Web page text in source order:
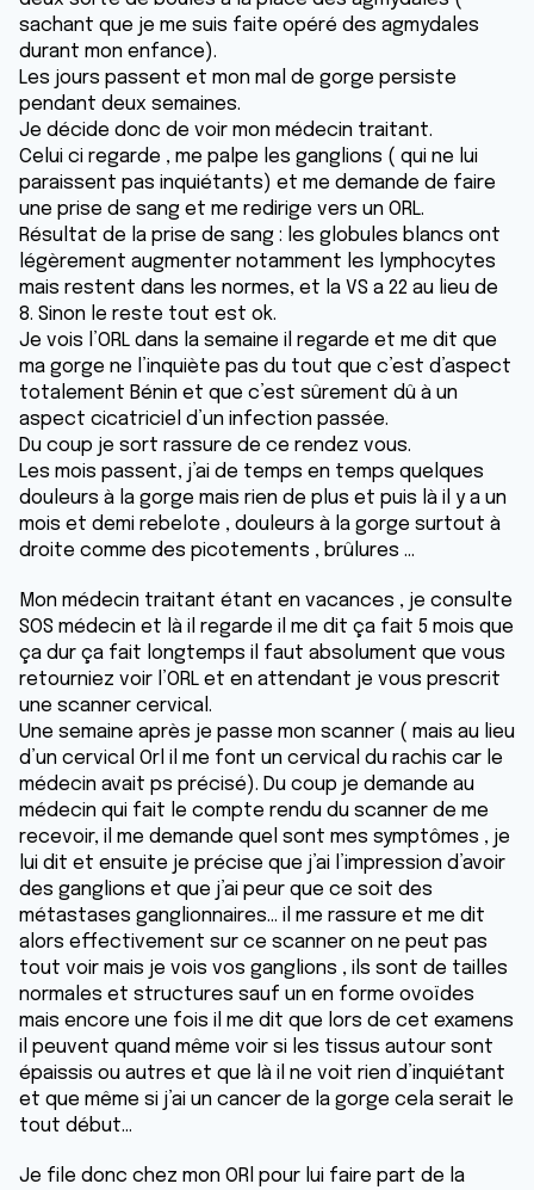
sachant que je me suis faite opéré des agmydales
durant mon enfance).
Les jours passent et mon mal de gorge persiste
pendant deux semaines.
Je décide donc de voir mon médecin traitant.
Celui ci regarde , me palpe les ganglions ( qui ne lui
paraissent pas inquiétants) et me demande de faire
une prise de sang et me redirige vers un ORL.
Résultat de la prise de sang : les globules blancs ont
légèrement augmenter notamment les lymphocytes
mais restent dans les normes, et la VS a 22 au lieu de
8. Sinon le reste tout est ok.
Je vois l’ORL dans la semaine il regarde et me dit que
ma gorge ne l’inquiète pas du tout que c’est d’aspect
totalement Bénin et que c’est sûrement dû à un
aspect cicatriciel d’un infection passée.
Du coup je sort rassure de ce rendez vous.
Les mois passent, j’ai de temps en temps quelques
douleurs à la gorge mais rien de plus et puis là il y a un
mois et demi rebelote , douleurs à la gorge surtout à
droite comme des picotements , brûlures …
Mon médecin traitant étant en vacances , je consulte
SOS médecin et là il regarde il me dit ça fait 5 mois que
ça dur ça fait longtemps il faut absolument que vous
retourniez voir l’ORL et en attendant je vous prescrit
une scanner cervical.
Une semaine après je passe mon scanner ( mais au lieu
d’un cervical Orl il me font un cervical du rachis car le
médecin avait ps précisé). Du coup je demande au
médecin qui fait le compte rendu du scanner de me
recevoir, il me demande quel sont mes symptômes , je
lui dit et ensuite je précise que j’ai l’impression d’avoir
des ganglions et que j’ai peur que ce soit des
métastases ganglionnaires… il me rassure et me dit
alors effectivement sur ce scanner on ne peut pas
tout voir mais je vois vos ganglions , ils sont de tailles
normales et structures sauf un en forme ovoïdes
mais encore une fois il me dit que lors de cet examens
il peuvent quand même voir si les tissus autour sont
épaissis ou autres et que là il ne voit rien d’inquiétant
et que même si j’ai un cancer de la gorge cela serait le
tout début…
Je file donc chez mon ORl pour lui faire part de la